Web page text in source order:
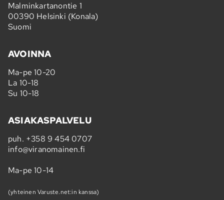
Malminkartanontie 1
00390 Helsinki (Konala)
Suomi
AVOINNA
Ma-pe 10-20
La 10-18
Su 10-18
ASIAKASPALVELU
puh. +358 9 454 0707
info@viranomainen.fi
Ma-pe 10-14
(yhteinen Varuste.net:in kanssa)